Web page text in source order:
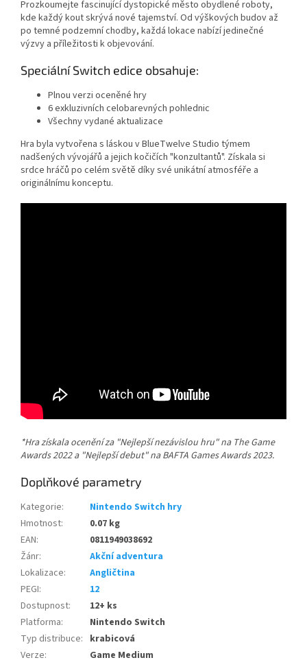
Prozkoumejte fascinující dystopické město obydlené roboty,
kde každý kout skrývá nové tajemství. Od výškových budov až
po temné podzemní chodby, každá lokace nabízí jedinečné
výzvy a příležitosti k objevování.
Speciální Switch edice obsahuje:
Plnou verzi oceněné hry
6 exkluzivních celobarevných pohlednic
Všechny vydané aktualizace
Hra byla vytvořena s láskou v BlueTwelve Studio týmem
nadšených vývojářů a jejich kočičích "konzultantů". Získala si
srdce hráčů po celém světě díky své unikátní atmosféře a
originálnímu konceptu.
*Hra získala ocenění za "Nejlepší nezávislou hru" na The Game
Awards 2022 a "Nejlepší debut" na BAFTA Games Awards 2023.
Doplňkové parametry
Kategorie:
Nintendo Switch hry
Hmotnost:
0.07 kg
EAN:
0811949038692
Žánr:
Akční adventura
Lokalizace:
Angličtina
PEGI:
12
Dostupnost:
12+ ks
Platforma:
Nintendo Switch
Typ distribuce: krabicová
Verze: Game Medium